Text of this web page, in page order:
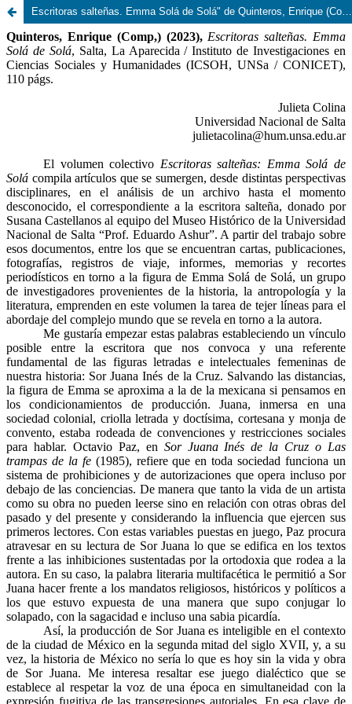
Escritoras salteñas. Emma Solá de Solá" de Quinteros, Enrique (Comp.)